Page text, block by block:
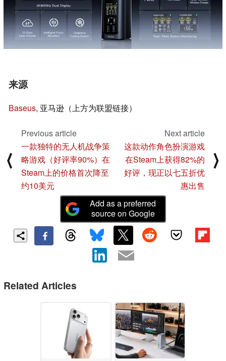
来源
Baseus, 亚马逊（上方为联盟链接）
⟨
Previous article
一款独特的无人机战争策
略游戏（好评率90%）在
Steam上的价格首次降至
约10美元
Next article
这款动作角色扮演游戏
在Steam上获得82%的
好评，现正以七五折优
惠出售
⟩
Add as a preferred
source on Google
Related Articles